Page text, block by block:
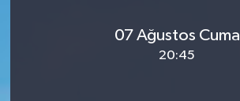
07 Ağustos Cuma
20:45